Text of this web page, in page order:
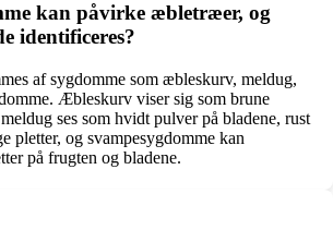
kan påvirke æbletræer, og
identificeres?
af sygdomme som æbleskurv, meldug,
Æbleskurv viser sig som brune
ses som hvidt pulver på bladene, rust
pletter, og svampesygdomme kan
på frugten og bladene.